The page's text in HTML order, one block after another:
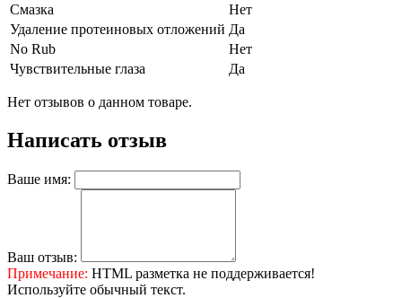
Смазка
Нет
Удаление протеиновых отложений Да
No Rub
Нет
Чувствительные глаза
Да
Нет отзывов о данном товаре.
Написать отзыв
Ваше имя:
Ваш отзыв:
Примечание: HTML разметка не поддерживается!
Используйте обычный текст.